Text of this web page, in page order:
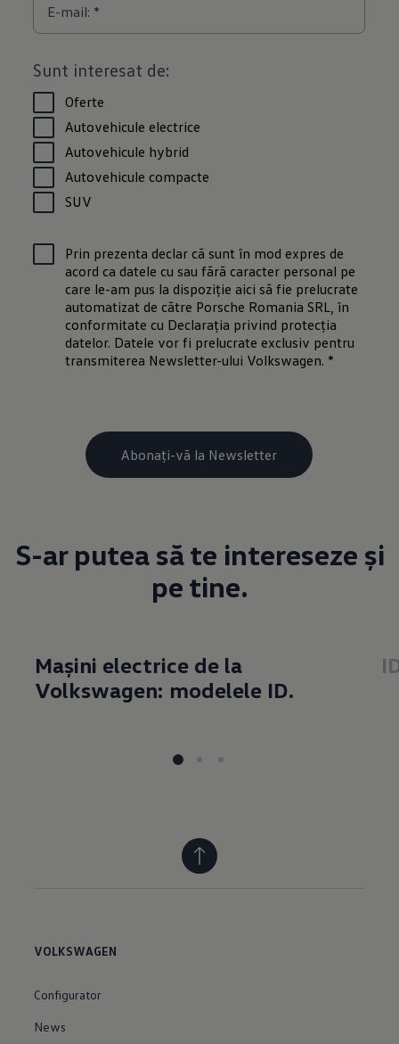
S-ar putea să te intereseze și
pe tine.
Mașini electrice de la
Volkswagen: modelele ID.
VOLKSWAGEN
Configurator
News